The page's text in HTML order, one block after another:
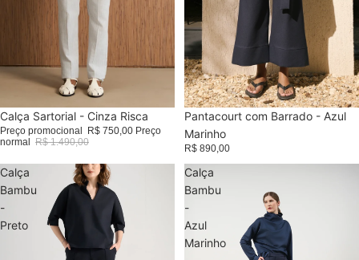
Promoção
Calça Sartorial - Cinza Risca
Preço promocional R$ 750,00 Preço
normal R$ 1.490,00
Pantacourt com Barrado - Azul
Marinho
R$ 890,00
Calça
Bambu
-
Preto
Calça
Bambu
-
Azul
Marinho